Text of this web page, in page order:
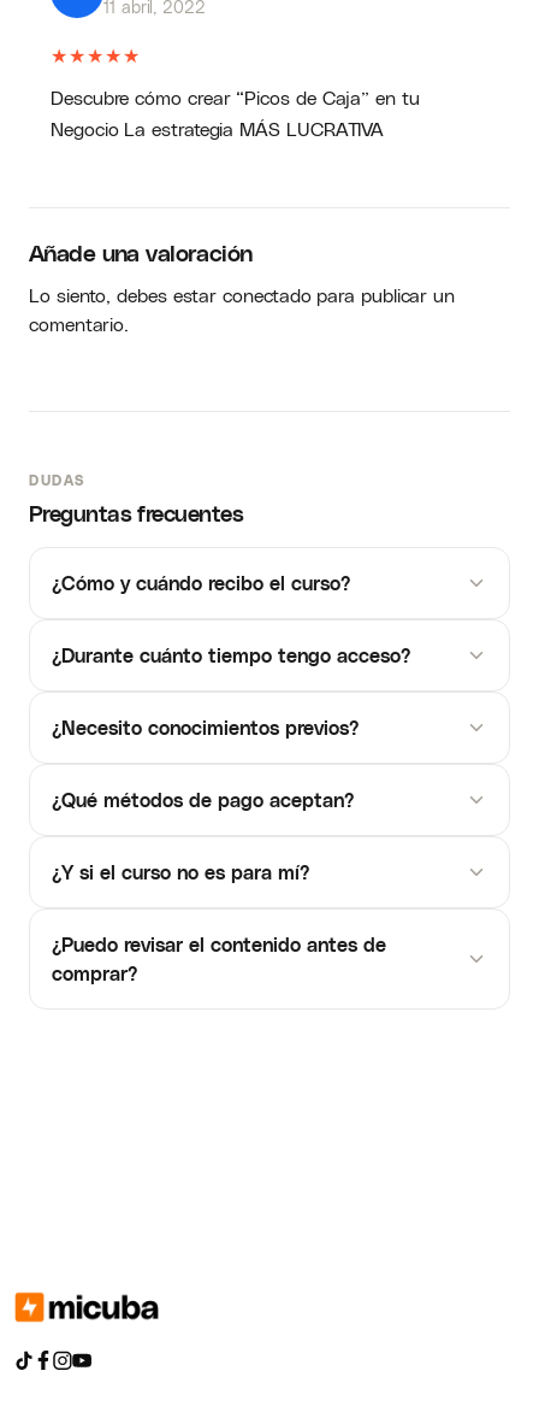
11 abril, 2022
★★★★★
Descubre cómo crear “Picos de Caja” en tu
Negocio La estrategia MÁS LUCRATIVA
Añade una valoración
Lo siento, debes estarconectadopara publicar un
comentario.
DUDAS
Preguntas frecuentes
¿Cómo y cuándo recibo el curso?
¿Durante cuánto tiempo tengo acceso?
¿Necesito conocimientos previos?
¿Qué métodos de pago aceptan?
¿Y si el curso no es para mí?
¿Puedo revisar el contenido antes de
comprar?